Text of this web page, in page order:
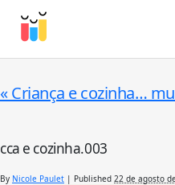
«Criança e cozinha…
cca e cozinha.003
By Nicole Paulet | Published 22 de agosto